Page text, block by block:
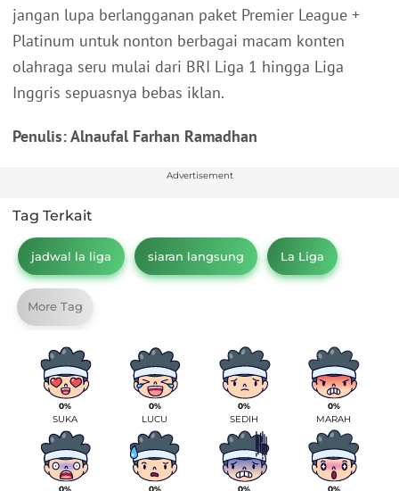
jangan lupa berlangganan paket Premier League +
Platinum untuk nonton berbagai macam konten
olahraga seru mulai dari BRI Liga 1 hingga Liga
Inggris sepuasnya bebas iklan.
Penulis: Alnaufal Farhan Ramadhan
Advertisement
Tag Terkait
jadwal la liga siaran langsung La Liga
More Tag
0%
SUKA
0%
LUCU
0%
SEDIH
0%
MARAH
0% 0% 0% 0%